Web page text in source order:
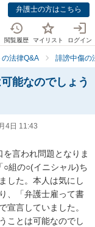
弁護士の方はこちら
閲覧履歴 マイリスト ログイン
法律Q&A 誹謗中傷の
能なのでしょう
4日 11:43
言われ問題となりま
○組の○(イニシャル)ち
した。本人は気にし
、「弁護士雇って書
宣言していました。
ことは可能なのでし